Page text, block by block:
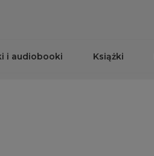
i audiobooki Książki